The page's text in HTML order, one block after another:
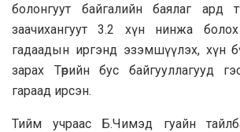
болонгуут байгалийн баялаг ард
заачихангуут 3.2 хүн нинжа
гадаадын иргэнд эзэмшүүлэх, хүн бүр
зарах Төрийн бус байгууллагууд
гараад ирсэн.
Тийм учраас Б.Чимэд гуайн